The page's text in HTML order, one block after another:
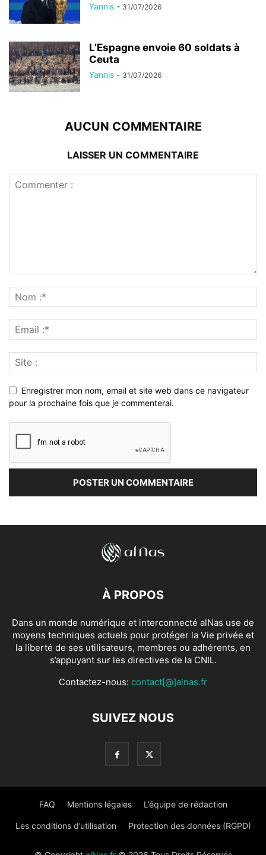
Yannis - 31/07/2026
L’Espagne envoie 60 soldats à
Ceuta
Yannis - 31/07/2026
AUCUN COMMENTAIRE
LAISSER UN COMMENTAIRE
Enregistrer mon nom, email et site web dans ce navigateur
pour la prochaine fois que je commenterai.
À PROPOS
Dans un monde numérique et interconnecté alNas use de
moyens techniques actuels pour protéger la Vie privée et
la liberté de ses utilisateurs, membres ou adhérents, en
s’appuyant sur les directives de la CNIL.
Contactez-nous: contact[@]alnas.fr
SUIVEZ NOUS
FAQ Mentions légales L’équipe de rédaction
Les conditions d’utilisation Protection des données (RGPD)